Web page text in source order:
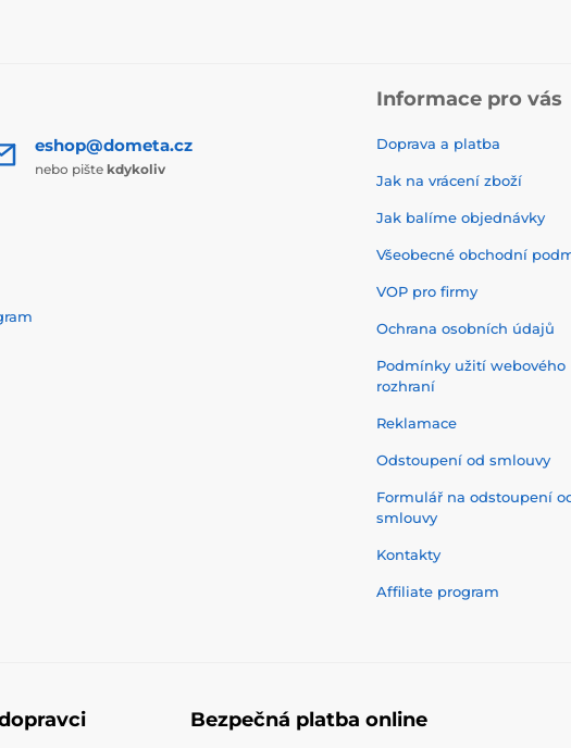
eshop@dometa.cz
nebo pište kdykoliv
Informace pro vás
Doprava a platba
Jak na vrácení zboží
Jak balíme objednávky
Všeobecné obchodní
VOP pro firmy
Ochrana osobních údajů
Podmínky užití webového
rozhraní
Reklamace
Odstoupení od smlouvy
Formulář na odstoupení
smlouvy
Kontakty
Affiliate program
Bezpečná platba online